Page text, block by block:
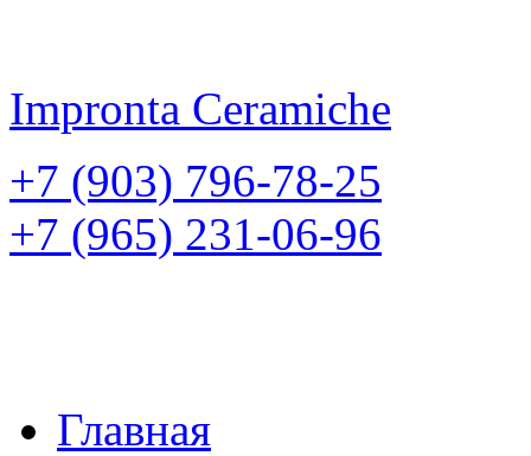
Impronta Ceramiche
+7 (903) 796-78-25
+7 (965) 231-06-96
Главная